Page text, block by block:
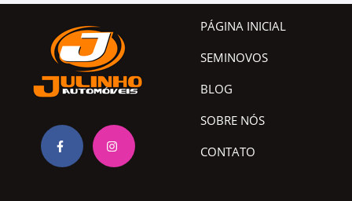
PÁGINA INICIAL
SEMINOVOS
BLOG
SOBRE NÓS
CONTATO